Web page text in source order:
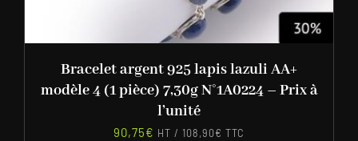
Bracelet argent 925 lapis lazuli AA+
modèle 4 (1 pièce) 7,30g N°1A0224 – Prix à
l’unité
90,75€ HT / 108,90€ TTC